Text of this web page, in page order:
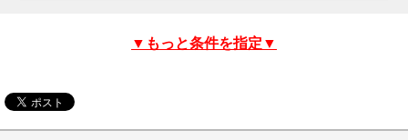
▼もっと条件を指定▼